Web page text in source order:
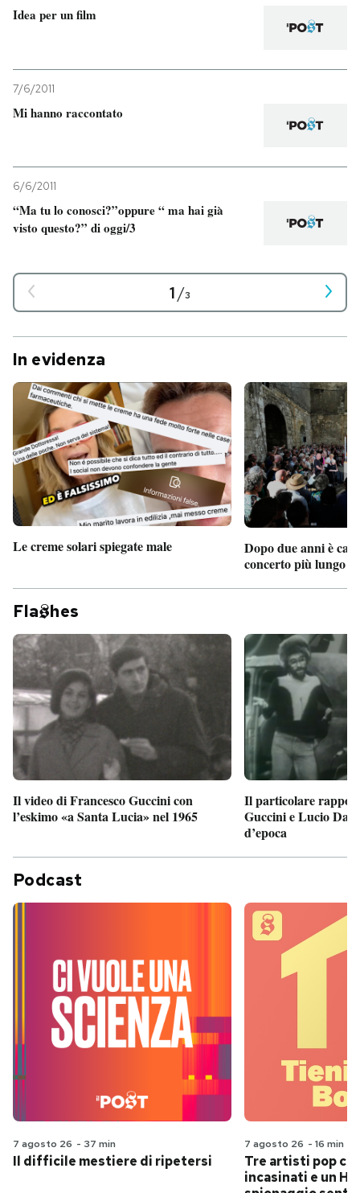
Idea per un film
7/6/2011
Mi hanno raccontato
6/6/2011
“Ma tu lo conosci?”oppure “ ma hai già
visto questo?” di oggi/3
1/3
In evidenza
Le creme solari spiegate male
Dopo due anni è
concerto più lungo
Fla hes
Il video di Francesco Guccini con
l’eskimo «a Santa Lucia» nel 1965
Il particolare
Guccini e Lucio
d’epoca
Podcast
7 agosto 26 - 37 min
Il difficile mestiere di ripetersi
7 agosto 26 - 16 min
Tre artisti pop
incasinati e un